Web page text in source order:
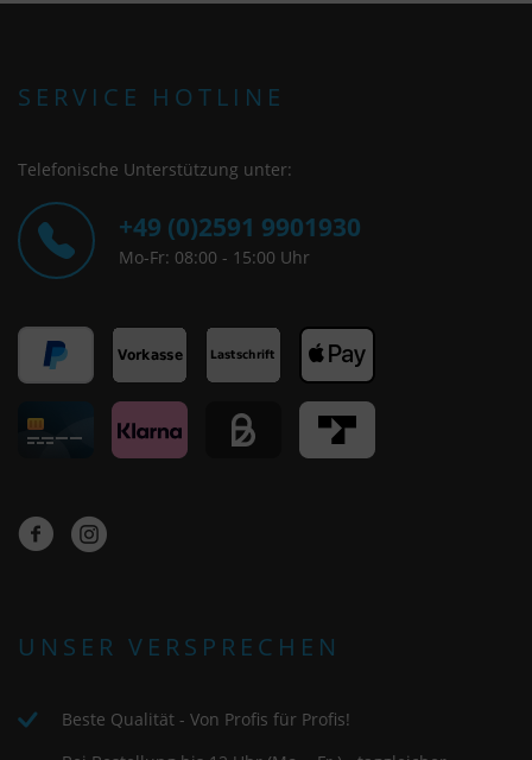
SERVICE HOTLINE
Telefonische Unterstützung unter:
+49 (0)2591 9901930
Mo-Fr: 08:00 - 15:00 Uhr
UNSER VERSPRECHEN
Beste Qualität - Von Profis für Profis!